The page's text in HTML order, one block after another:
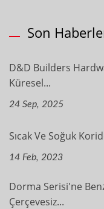
Son
D&D Builders
Küresel...
24 Sep, 2025
Sıcak Ve Soğuk
14 Feb, 2023
Dorma Serisi'ne
Çerçevesiz...